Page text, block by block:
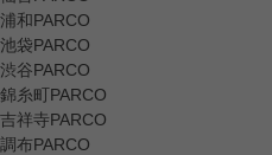
浦和PARCO
池袋PARCO
渋谷PARCO
錦糸町PARCO
吉祥寺PARCO
調布PARCO